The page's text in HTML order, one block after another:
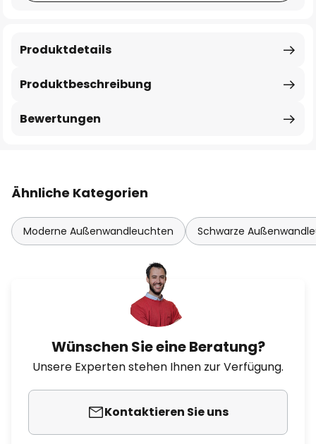
Produktbeschreibung
Produktdetails
Bewertungen
Ähnliche Kategorien
Moderne Außenwandleuchten Schwarze
Wünschen Sie eine Beratung?
Unsere Experten stehen Ihnen zur Verfügung.
Kontaktieren Sie uns